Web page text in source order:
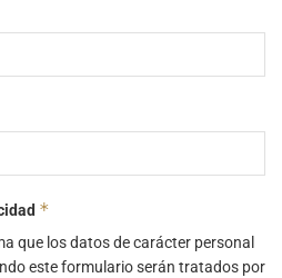
*
que los datos de carácter personal
este formulario serán tratados por